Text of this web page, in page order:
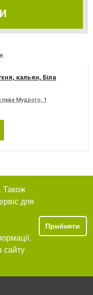
кальян, Біла
Мудрого, 1
Також
для
сайту
Прийняти